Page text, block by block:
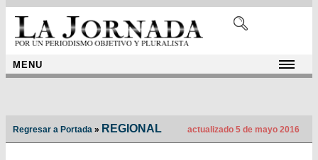
MENU
Regresar a Portada » REGIONAL actualizado 5 de mayo 2016